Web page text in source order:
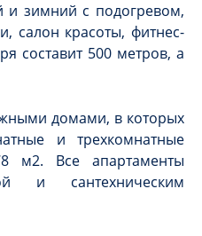
и зимний с подогревом,
салон красоты, фитнес-
составит 500 метров, а
домами, в которых
и трехкомнатные
м2. Все апартаменты
и сантехническим